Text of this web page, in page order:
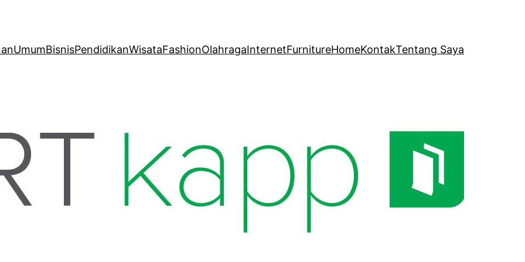
UmumBisnisPendidikanWisataFashionOlahragaInternetFurnitureHomeKontakTentang Saya